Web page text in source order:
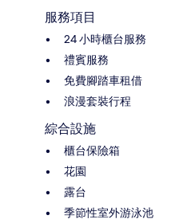
服務項目
24 小時櫃台服務
禮賓服務
免費腳踏車租借
浪漫套裝行程
綜合設施
櫃台保險箱
花園
露台
季節性室外游泳池